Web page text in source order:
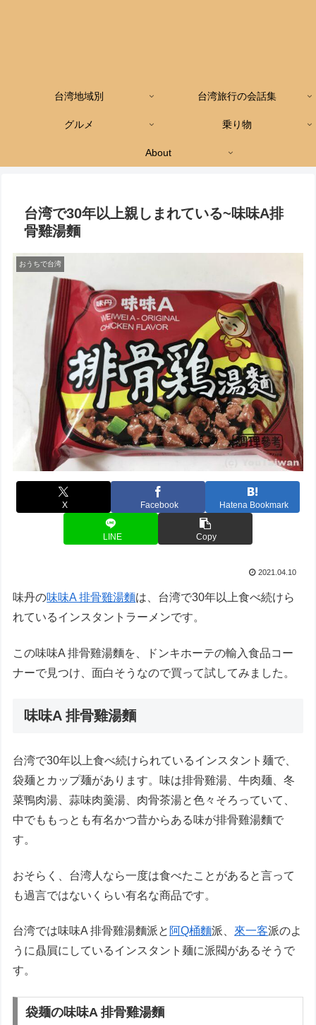
台湾地域別 台湾旅行の会話集
グルメ 乗り物
About
台湾で30年以上親しまれている~味味A排
骨雞湯麵
おうちで台湾
X Facebook Hatena Bookmark
LINE Copy
2021.04.10
味丹の味味A 排骨雞湯麵は、台湾で30年以上食べ続けら
れているインスタントラーメンです。
この味味A 排骨雞湯麵を、ドンキホーテの輸入食品コー
ナーで見つけ、面白そうなので買って試してみました。
味味A 排骨雞湯麵
台湾で30年以上食べ続けられているインスタント麺で、
袋麺とカップ麺があります。味は排骨雞湯、牛肉麺、冬
菜鴨肉湯、蒜味肉羹湯、肉骨茶湯と色々そろっていて、
中でももっとも有名かつ昔からある味が排骨雞湯麵で
す。
おそらく、台湾人なら一度は食べたことがあると言って
も過言ではないくらい有名な商品です。
台湾では味味A 排骨雞湯麵派と 阿Q桶麵派、 來一客派のよ
うに贔屓にしているインスタント麺に派閥があるそうで
す。
袋麺の味味A 排骨雞湯麵